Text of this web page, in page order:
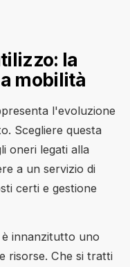
la
mobilità
l'evoluzione
Scegliere questa
oneri legati alla
a un servizio di
certi e gestione
è innanzitutto uno
risorse. Che si tratti